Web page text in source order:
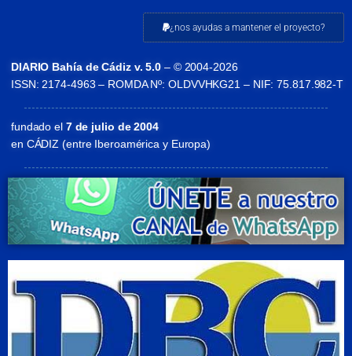
¿nos ayudas a mantener el proyecto?
DIARIO Bahía de Cádiz v. 5.0 – © 2004-2026
ISSN: 2174-4963 – ROMDA Nº: OLDVVHKG21 – NIF: 75.817.982-T
fundado el7 de julio de 2004
en CÁDIZ (entre Iberoamérica y Europa)